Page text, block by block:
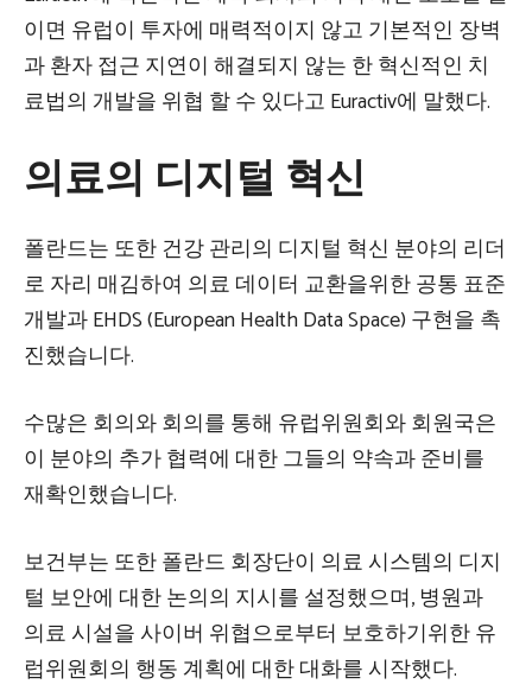
이면 유럽이 투자에 매력적이지 않고 기본적인 장벽
과 환자 접근 지연이 해결되지 않는 한 혁신적인 치
료법의 개발을 위협 할 수 있다고 Euractiv에 말했다.
의료의 디지털 혁신
폴란드는 또한 건강 관리의 디지털 혁신 분야의 리더
로 자리 매김하여 의료 데이터 교환을위한 공통 표준
개발과 EHDS (European Health Data Space) 구현을 촉
진했습니다.
수많은 회의와 회의를 통해 유럽위원회와 회원국은
이 분야의 추가 협력에 대한 그들의 약속과 준비를
재확인했습니다.
보건부는 또한 폴란드 회장단이 의료 시스템의 디지
털 보안에 대한 논의의 지시를 설정했으며, 병원과
의료 시설을 사이버 위협으로부터 보호하기위한 유
럽위원회의 행동 계획에 대한 대화를 시작했다.